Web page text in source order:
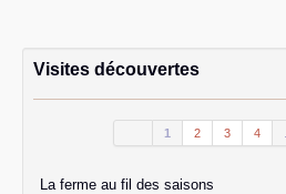
Visites découvertes
1 2 3 4
La ferme au fil des saisons